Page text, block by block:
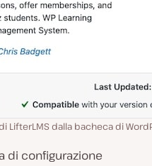
LifterLMS dalla bacheca di
di configurazione